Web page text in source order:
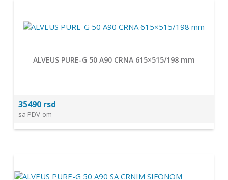
ALVEUS PURE-G 50 A90 CRNA 615×515/198 mm
35490 rsd
sa PDV-om